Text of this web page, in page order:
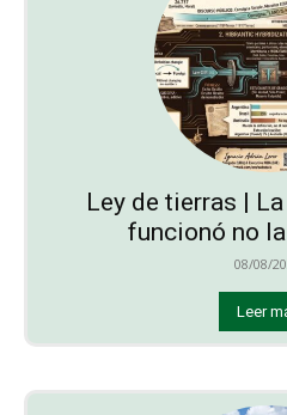
Ley de tierras |
funcionó no
08/08/
Leer